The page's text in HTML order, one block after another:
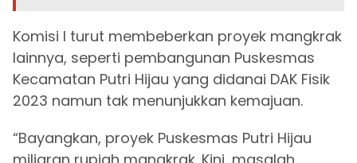
Komisi I turut membeberkan proyek mangkrak
lainnya, seperti pembangunan Puskesmas
Kecamatan Putri Hijau yang didanai DAK Fisik
2023 namun tak menunjukkan kemajuan.
“Bayangkan, proyek Puskesmas Putri Hijau